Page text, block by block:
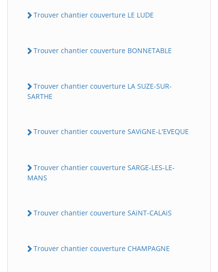
Trouver chantier couverture LE LUDE
Trouver chantier couverture BONNETABLE
Trouver chantier couverture LA SUZE-SUR-
SARTHE
Trouver chantier couverture SAViGNE-L'EVEQUE
Trouver chantier couverture SARGE-LES-LE-
MANS
Trouver chantier couverture SAiNT-CALAiS
Trouver chantier couverture CHAMPAGNE